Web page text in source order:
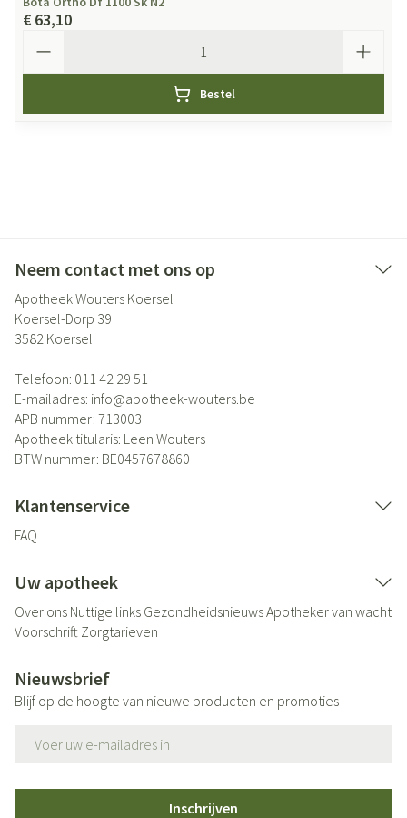
€ 63,10
Bestel
Neem contact met ons op
Apotheek Wouters Koersel
Koersel-Dorp 39
3582 Koersel
Telefoon: 011 42 29 51
E-mailadres: info@apotheek-wouters.be
APB nummer: 713003
Apotheek titularis: Leen Wouters
BTW nummer: BE0457678860
Klantenservice
FAQ
Uw apotheek
Over ons Nuttige links GezondheidsnieuwsApotheker van wacht
Voorschrift Zorgtarieven
Nieuwsbrief
Blijf op de hoogte van nieuwe producten en promoties
Inschrijven